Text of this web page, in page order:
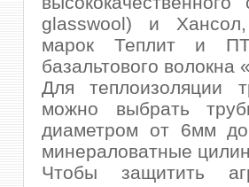
glasswool) и
марок Теплит и
базальтового волокна
Для теплоизоляции
можно выбрать
диаметром от 6мм
минераловатные
Чтобы защитить